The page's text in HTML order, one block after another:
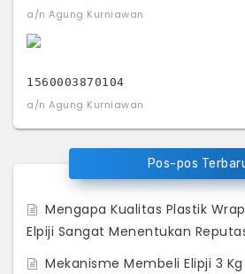
a/n Agung Kurniawan
1560003870104
a/n Agung Kurniawan
Pos-pos
Mengapa Kualitas Plastik
Elpiji Sangat Menentukan
Mekanisme Membeli Elipji 3